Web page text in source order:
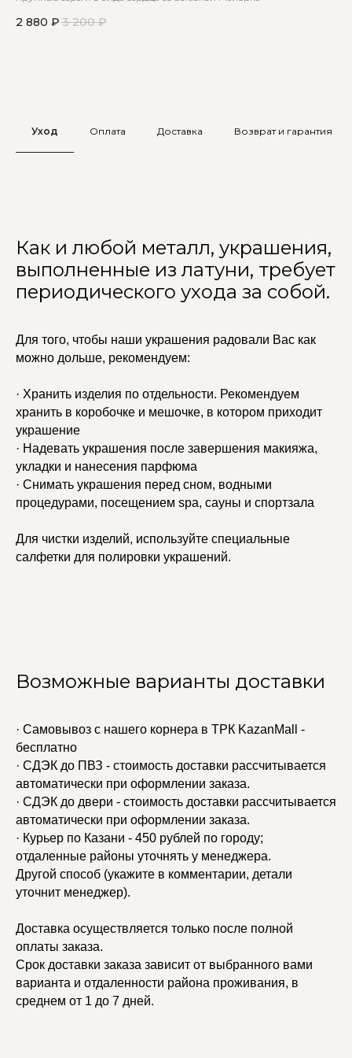
2 880 ₽ 3 200 ₽
Уход Оплата Доставка Возврат и гарантия
Как и любой металл, украшения,
выполненные из латуни, требует
периодического ухода за собой.
Для того, чтобы наши украшения радовали Вас как
можно дольше, рекомендуем:
· Хранить изделия по отдельности. Рекомендуем
хранить в коробочке и мешочке, в котором приходит
украшение
· Надевать украшения после завершения макияжа,
укладки и нанесения парфюма
· Снимать украшения перед сном, водными
процедурами, посещением spa, сауны и спортзала
Для чистки изделий, используйте специальные
салфетки для полировки украшений.
Возможные варианты доставки
· Самовывоз с нашего корнера в ТРК KazanMall -
бесплатно
· СДЭК до ПВЗ - стоимость доставки рассчитывается
автоматически при оформлении заказа.
· СДЭК до двери - стоимость доставки рассчитывается
автоматически при оформлении заказа.
· Курьер по Казани - 450 рублей по городу;
отдаленные районы уточнять у менеджера.
Другой способ (укажите в комментарии, детали
уточнит менеджер).
Доставка осуществляется только после полной
оплаты заказа.
Срок доставки заказа зависит от выбранного вами
варианта и отдаленности района проживания, в
среднем от 1 до 7 дней.